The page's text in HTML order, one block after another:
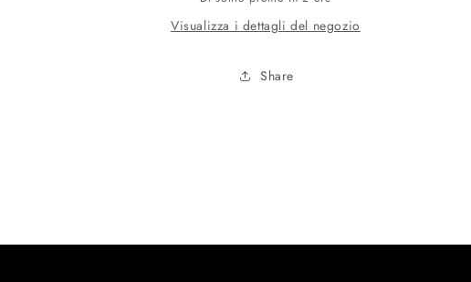
Visualizza i dettagli del negozio
Share